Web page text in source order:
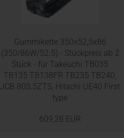
Gummikette 350x52,5x86
(350/86W/52.5) - Stückpreis ab 2
Stück - für Takeuchi TB035
TB135 TB138FR TB235 TB240,
JCB 803.5ZTS, Hitachi UE40 First
type
609,28 EUR